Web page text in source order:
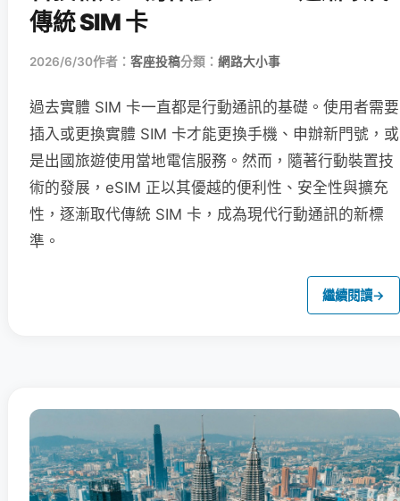
傳統 SIM 卡
2026/6/30作者： 客座投稿分類： 網路大小事
過去實體 SIM 卡一直都是行動通訊的基礎。使用者需要
插入或更換實體 SIM 卡才能更換手機、申辦新門號，或
是出國旅遊使用當地電信服務。然而，隨著行動裝置技
術的發展，eSIM 正以其優越的便利性、安全性與擴充
性，逐漸取代傳統 SIM 卡，成為現代行動通訊的新標
準。
繼續閱讀→